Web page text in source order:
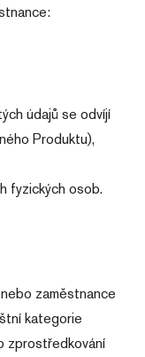
údajů se odvíjí
Produktu),
fyzických osob.
zaměstnance
kategorie
zprostředkování